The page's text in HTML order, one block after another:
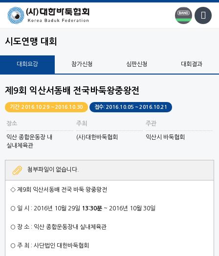
시도연맹 대회
대회요강 참가신청 심판신청 대회결과
제9회 익산서동배 전국바둑왕중왕전
기간: 2016.10.29 ~ 2016.10.30 접수: 2016.10.05 ~ 2016.10.21
장소
익산 종합운동장 내
실내체육관
주최
(사)대한바둑협회
주관
익산시 바둑협회
첨부파일이 없습니다.
◇ 제 9회 익산서동배 전국 바둑 왕중왕전
○ 일 시 : 2016년 10월 29일 13:30분 ~ 2016년 10월 30일
○ 장 소 : 익산 종합운동장내 실내체육관
○ 주 최 : 사단법인 대한바둑협회